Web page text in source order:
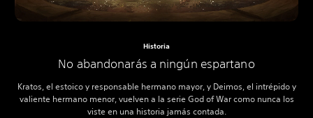
Historia
No abandonarás a ningún espartano
Kratos, el estoico y responsable hermano mayor, y Deimos, el intrépido y
valiente hermano menor, vuelven a la serie God of War como nunca los
viste en una historia jamás contada.